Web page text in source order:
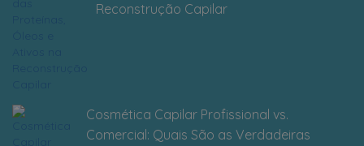
Reconstrução Capilar
Cosmética Capilar Profissional vs.
Comercial: Quais São as Verdadeiras